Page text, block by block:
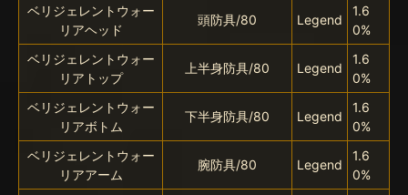
ベリジェレントウォー
リアヘッド
頭防具/80 Legend
1.6
0%
ベリジェレントウォー
リアトップ
上半身防具/80 Legend
1.6
0%
ベリジェレントウォー
リアボトム
下半身防具/80 Legend
1.6
0%
ベリジェレントウォー
リアアーム
腕防具/80 Legend
1.6
0%